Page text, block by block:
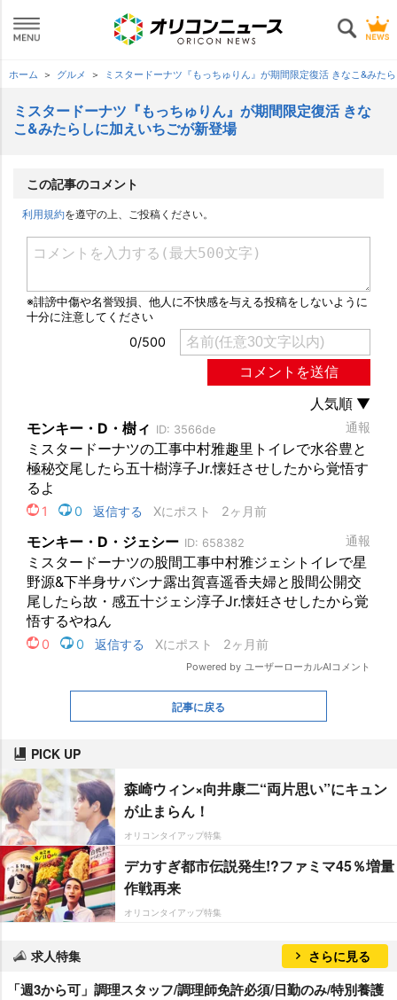
ホーム グルメ ミスタードーナツ『もっちゅりん』が期間限定復活 きなこ&みた
ミスタードーナツ『もっちゅりん』が期間限定復活 きな
こ&みたらしに加えいちごが新登場
この記事のコメント
利用規約を遵守の上、ご投稿ください。
記事に戻る
PICK UP
森崎ウィン×向井康二“両片思い”にキュン
が止まらん！
オリコンタイアップ特集
デカすぎ都市伝説発生!?ファミマ45％増量
作戦再来
オリコンタイアップ特集
求人特集 さらに見る
「週3から可」調理スタッフ/調理師免許必須/日勤のみ/特別養護